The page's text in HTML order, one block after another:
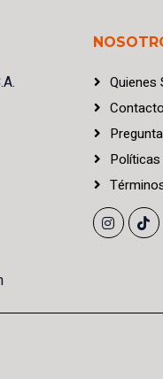
Quienes
Contacto
Políticas